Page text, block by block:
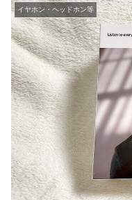
イヤホン・ヘッドホン等